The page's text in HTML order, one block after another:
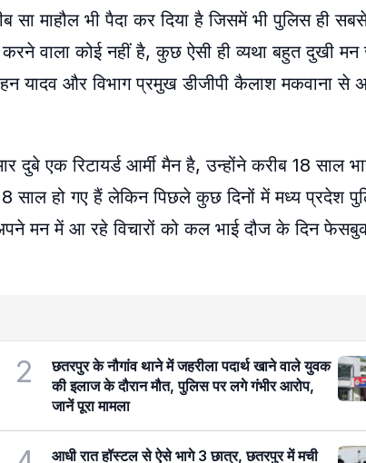
सा माहौल भी पैदा कर दिया है जिसमें भी पुलिस ही
वाला कोई नहीं है, कुछ ऐसी ही व्यथा बहुत दुखी
यादव और विभाग प्रमुख डीजीपी कैलाश मकवाना से
एक रिटायर्ड आर्मी मैन है, उन्होंने करीब 18 साल
हो गए हैं लेकिन पिछले कुछ दिनों में मध्य प्रदेश
मन में आ रहे विचारों को कल भाई दौज के दिन
2
छतरपुर के नौगांव थाने में जहरीला पदार्थ खाने वाले युवक
की इलाज के दौरान मौत, पुलिस पर लगे गंभीर आरोप,
जानें पूरा मामला
आधी रात हॉस्टल से ऐसे भागे 3 छात्र, छतरपुर में मची